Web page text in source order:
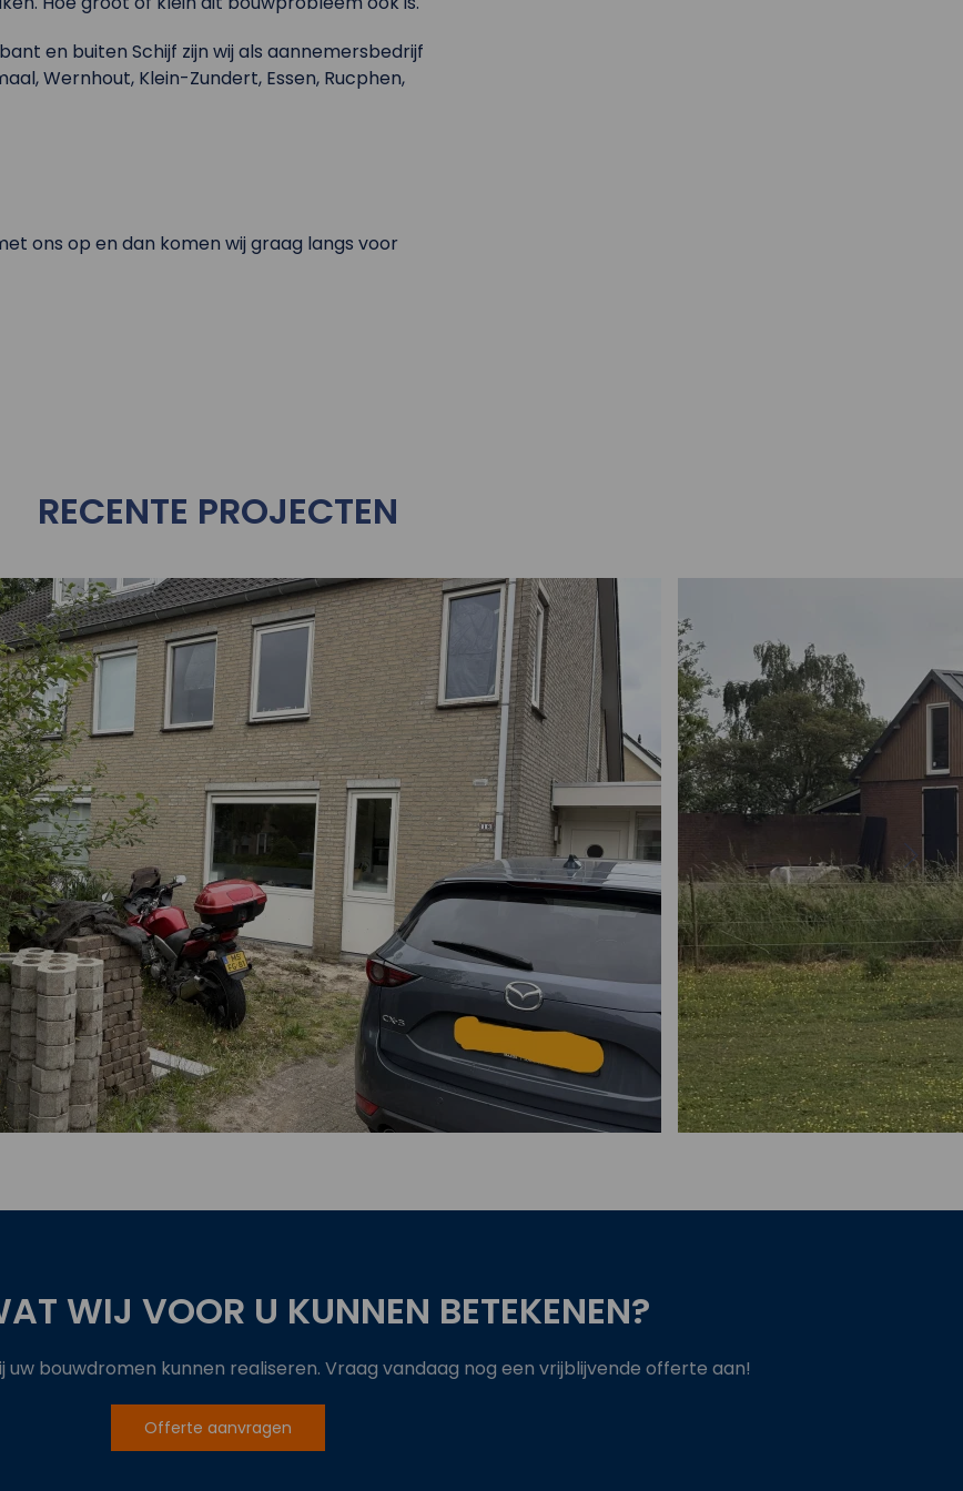
en buiten Schijf zijn wij als aannemersbedrijf
Wernhout, Klein-Zundert, Essen, Rucphen,
ons op en dan komen wij graag langs voor
RECENTE PROJECTEN
Bekijk project
WIJ VOOR U KUNNEN BETEKENEN?
uw bouwdromen kunnen realiseren. Vraag vandaag nog een vrijblijvende offerte aan!
Offerte aanvragen